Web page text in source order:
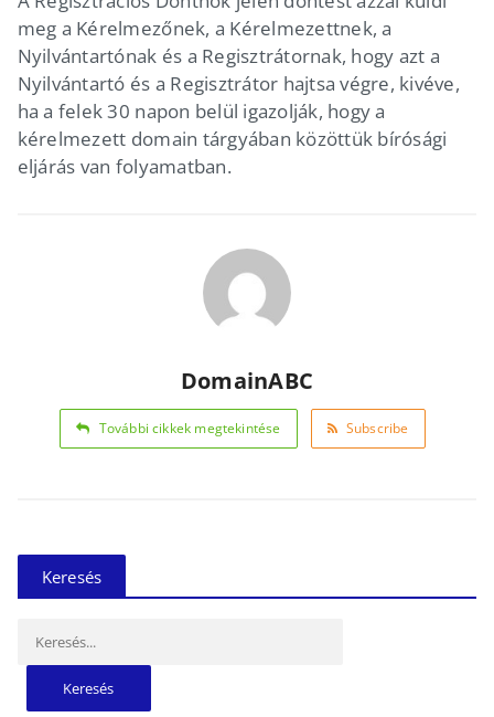
meg a Kérelmezőnek, a Kérelmezettnek, a
Nyilvántartónak és a Regisztrátornak, hogy azt a
Nyilvántartó és a Regisztrátor hajtsa végre, kivéve,
ha a felek 30 napon belül igazolják, hogy a
kérelmezett domain tárgyában közöttük bírósági
eljárás van folyamatban.
DomainABC
További cikkek megtekintése Subscribe
Keresés